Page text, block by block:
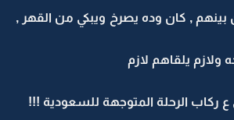
بينهم , كان وده يصرخ ويبكي من القهر ,
يلقاهم لازم
الرحلة المتوجهة للسعودية !!!